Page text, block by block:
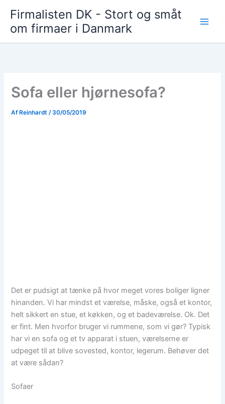
indholdet
Firmalisten DK - Stort og småt
om firmaer i Danmark
Sofa eller hjørnesofa?
Af Reinhardt/30/05/2019
Det er pudsigt at tænke på hvor meget vores boliger ligner
hinanden. Vi har mindst et værelse, måske, også et kontor,
helt sikkert en stue, et køkken, og et badeværelse. Ok. Det
er fint. Men hvorfor bruger vi rummene, som vi gør? Typisk
har vi en sofa og et tv apparat i stuen, værelserne er
udpeget til at blive sovested, kontor, legerum. Behøver det
at være sådan?
Sofaer